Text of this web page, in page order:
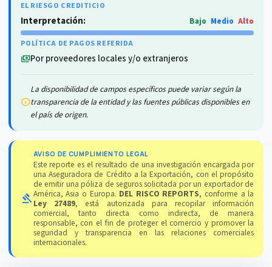
EL RIESGO CREDITICIO
Interpretación: Bajo Medio Alto
POLÍTICA DE PAGOS REFERIDA
paymentsPor proveedores locales y/o extranjeros
info
La disponibilidad de campos específicos puede variar según la
transparencia de la entidad y las fuentes públicas disponibles en
el país de origen.
gavel
AVISO DE CUMPLIMIENTO LEGAL
Este reporte es el resultado de una investigación encargada por
una Aseguradora de Crédito a la Exportación, con el propósito
de emitir una póliza de seguros solicitada por un exportador de
América, Asia o Europa. DEL RISCO REPORTS, conforme a la
Ley 27489, está autorizada para recopilar información
comercial, tanto directa como indirecta, de manera
responsable, con el fin de proteger el comercio y promover la
seguridad y transparencia en las relaciones comerciales
internacionales.